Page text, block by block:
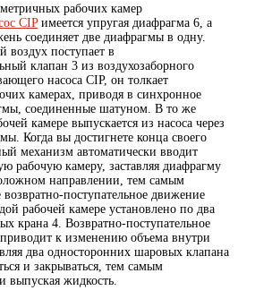
рабочих камер
CIPимеется упругая диафрагма 6, а
соединяет две диафрагмы в одну.
воздух поступает в
клапан 3 из воздухозаборного
насоса CIP, он толкает
камерах, приводя в синхронное
соединенные шатуном. В то же
камере выпускается из насоса через
Когда вы достигнете конца своего
механизм автоматически вводит
рабочую камеру, заставляя диафрагму
направлении, тем самым
поступательное движение
рабочей камере установлено по два
крана 4. Возвратно-поступательное
к изменению объема внутри
два односторонних шаровых клапана
и закрываться, тем самым
выпуская жидкость.